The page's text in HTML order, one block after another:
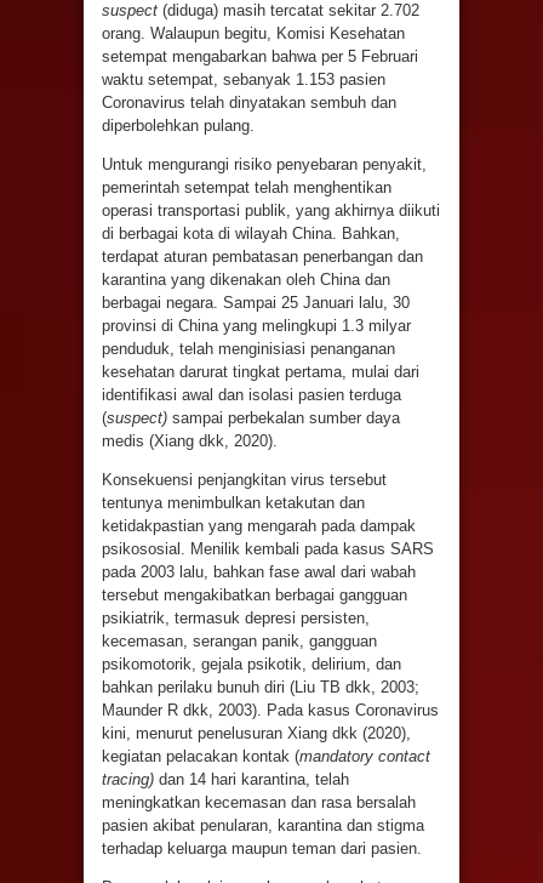
suspect (diduga) masih tercatat sekitar 2.702
orang. Walaupun begitu, Komisi Kesehatan
setempat mengabarkan bahwa per 5 Februari
waktu setempat, sebanyak 1.153 pasien
Coronavirus telah dinyatakan sembuh dan
diperbolehkan pulang.
Untuk mengurangi risiko penyebaran penyakit,
pemerintah setempat telah menghentikan
operasi transportasi publik, yang akhirnya diikuti
di berbagai kota di wilayah China. Bahkan,
terdapat aturan pembatasan penerbangan dan
karantina yang dikenakan oleh China dan
berbagai negara. Sampai 25 Januari lalu, 30
provinsi di China yang melingkupi 1.3 milyar
penduduk, telah menginisiasi penanganan
kesehatan darurat tingkat pertama, mulai dari
identifikasi awal dan isolasi pasien terduga
(suspect) sampai perbekalan sumber daya
medis (Xiang dkk, 2020).
Konsekuensi penjangkitan virus tersebut
tentunya menimbulkan ketakutan dan
ketidakpastian yang mengarah pada dampak
psikososial. Menilik kembali pada kasus SARS
pada 2003 lalu, bahkan fase awal dari wabah
tersebut mengakibatkan berbagai gangguan
psikiatrik, termasuk depresi persisten,
kecemasan, serangan panik, gangguan
psikomotorik, gejala psikotik, delirium, dan
bahkan perilaku bunuh diri (Liu TB dkk, 2003;
Maunder R dkk, 2003). Pada kasus Coronavirus
kini, menurut penelusuran Xiang dkk (2020),
kegiatan pelacakan kontak (mandatory contact
tracing) dan 14 hari karantina, telah
meningkatkan kecemasan dan rasa bersalah
pasien akibat penularan, karantina dan stigma
terhadap keluarga maupun teman dari pasien.